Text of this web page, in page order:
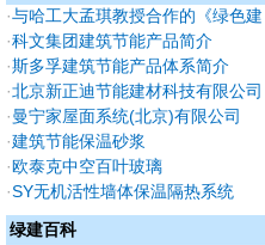
·与哈工大孟琪教授合作的《绿色建
筑声学课程及实验平台建设》被认
定为2021年度中国高等教育博览
会“校企合作 双百计划”典型案例
·科文集团建筑节能产品简介
·斯多孚建筑节能产品体系简介
·北京新正迪节能建材科技有限公司
·曼宁家屋面系统(北京)有限公司
·建筑节能保温砂浆
·欧泰克中空百叶玻璃
·SY无机活性墙体保温隔热系统
绿建百科